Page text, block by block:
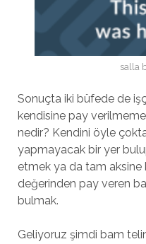
salla
Sonuçta iki büfede de
kendisine pay
nedir? Kendini öyle
yapmayacak bir yer
etmek ya da tam aksine
değerinden pay veren
bulmak.
Geliyoruz şimdi bam